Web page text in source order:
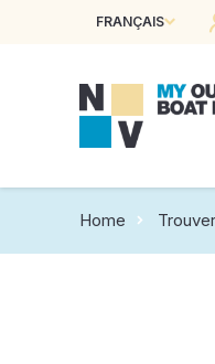
FRANÇAIS
Home